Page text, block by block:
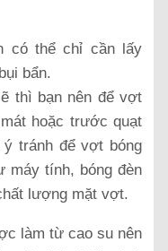
có thể chỉ cần lấy
bẩn.
thì bạn nên để vợt
hoặc trước quạt
tránh để vợt bóng
máy tính, bóng đèn
lượng mặt vợt.
làm từ cao su nên